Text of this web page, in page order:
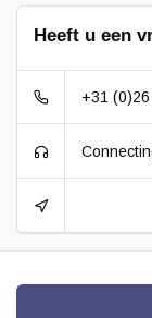
Heeft u een
+31